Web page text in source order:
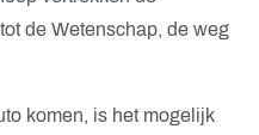
de Wetenschap, de weg
komen, is het mogelijk